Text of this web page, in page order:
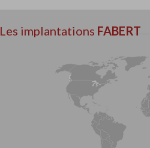
Les implantations FABERT